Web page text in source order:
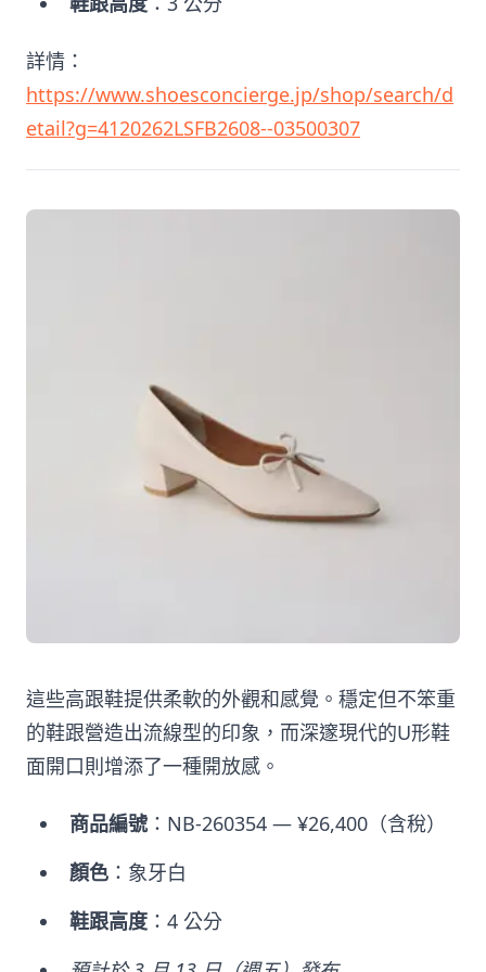
詳情：
https://www.shoesconcierge.jp/shop/search/d
etail?g=4120262LSFB2608--03500307
這些高跟鞋提供柔軟的外觀和感覺。穩定但不笨重
的鞋跟營造出流線型的印象，而深邃現代的U形鞋
面開口則增添了一種開放感。
商品編號 ：NB-260354 — ¥26,400（含稅）
顏色 ：象牙白
鞋跟高度 ：4 公分